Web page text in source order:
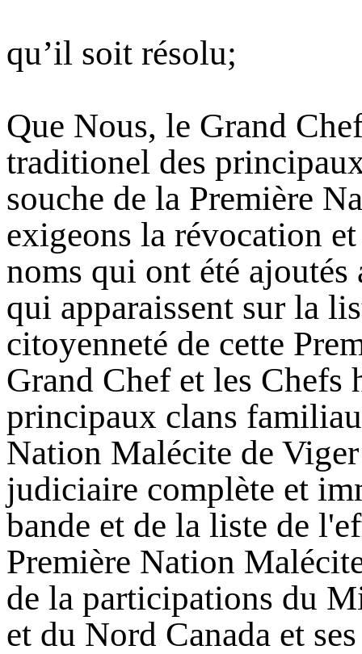
qu’il soit résolu;
Que Nous, le Grand
traditionel des
souche de la Première
exigeons la révocation
noms qui ont été
qui apparaissent sur la
citoyenneté de cette
Grand Chef et les Chefs
principaux clans
Nation Malécite de
judiciaire complète et
bande et de la liste de
Première Nation
de la participations du
et du Nord Canada et